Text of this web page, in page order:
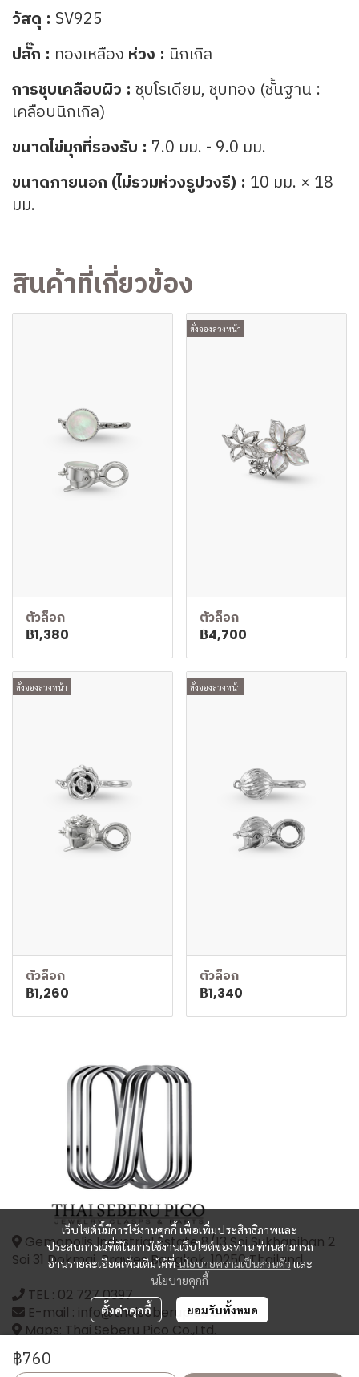
วัสดุ : SV925
ปลั๊ก : ทองเหลือง ห่วง : นิกเกิล
การชุบเคลือบผิว : ชุบโรเดียม, ชุบทอง (ชั้นฐาน :
เคลือบนิกเกิล)
ขนาดไข่มุกที่รองรับ : 7.0 มม. - 9.0 มม.
ขนาดภายนอก (ไม่รวมห่วงรูปวงรี) : 10 มม. × 18
มม.
สินค้าที่เกี่ยวข้อง
ตัวล็อก
฿1,380
สั่งจองล่วงหน้า
ตัวล็อก
฿4,700
สั่งจองล่วงหน้า
ตัวล็อก
฿1,260
สั่งจองล่วงหน้า
ตัวล็อก
฿1,340
฿760
เว็บไซต์นี้มีการใช้งานคุกกี้ เพื่อเพิ่มประสิทธิภาพและ
ประสบการณ์ที่ดีในการใช้งานเว็บไซต์ของท่าน ท่านสามารถ
อ่านรายละเอียดเพิ่มเติมได้ที่นโยบายความเป็นส่วนตัวและ
นโยบายคุกกี้
ตั้งค่าคุกกี้ ยอมรับทั้งหมด
Gemopolis Industrial Estate 8/13 Soi Sukhapiban 2
Soi 31 Dokmai, Prawes Bangkok, 10250 Thailand
TEL : 02 727 0397
E-mail : info@thaiseberupico.com
Maps: Thai Seberu Pico Co.,Ltd.